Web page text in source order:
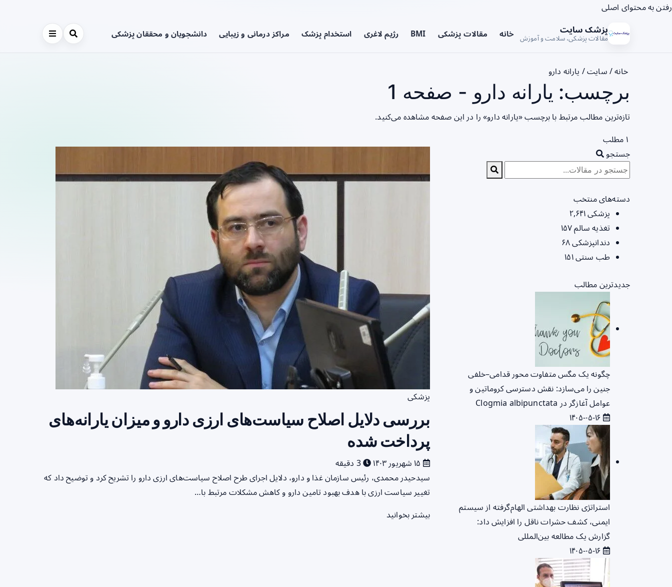
رفتن به محتوای اصلی
پزشک سایت
مقالات پزشکی، سلامت و آموزش خانه مقالات پزشکی BMI رژیم لاغری استخدام پزشک مراکز درمانی و زیبایی دانشجویان و محققان پزشکی
خانه/ سایت/ یارانه دارو
برچسب: یارانه دارو - صفحه 1
تازه‌ترین مطالب مرتبط با برچسب «یارانه دارو» را در این صفحه مشاهده می‌کنید.
۱ مطلب
پزشکی
بررسی دلایل اصلاح سیاست‌های ارزی دارو و میزان یارانه‌های
پرداخت شده
3 دقیقه
سیدحیدر محمدی، رئیس سازمان غذا و دارو، دلایل اجرای طرح اصلاح سیاست‌های ارزی دارو را تشریح کرد و توضیح داد که
تغییر سیاست ارزی با هدف بهبود تامین دارو و کاهش مشکلات مرتبط با…
بیشتر بخوانید
جستجو
دسته‌های منتخب
پزشکی۲,۶۴۱
تغذیه سالم۱۵۷
دندانپزشکی۶۸
طب سنتی۱۵۱
جدیدترین مطالب
چگونه یک مگس متفاوت محور قدامی–خلفی
جنین را می‌سازد: نقش دسترسی کروماتین و
عوامل آغازگر در Clogmia albipunctata
استراتژی نظارت بهداشتی الهام‌گرفته از سیستم
ایمنی، کشف حشرات ناقل را افزایش داد:
گزارش یک مطالعه بین‌المللی